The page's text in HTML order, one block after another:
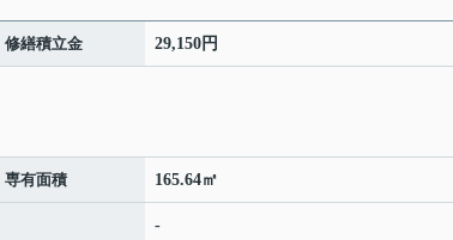
修繕積立金 29,150円
専有面積 165.64㎡
-